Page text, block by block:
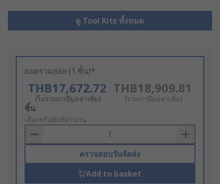
ดู Tool Kits ทั้งหมด
ยอดรวมย่อย (1 ชิ้น)*
THB17,672.72
(ไม่รวมภาษีมูลค่าเพิ่ม)
THB18,909.81
(รวมภาษีมูลค่าเพิ่ม)
Add
to
Basket
ชิ้น
เลือกหรือพิมพ์จำนวน
ตรวจสอบวันจัดส่ง
Add to basket